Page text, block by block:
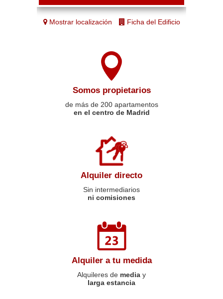
Mostrar localización Ficha del Edificio
Somos propietarios
de más de 200 apartamentos
en el centro de Madrid
Alquiler directo
Sin intermediarios
ni comisiones
Alquiler a tu medida
Alquileres de media y
larga estancia